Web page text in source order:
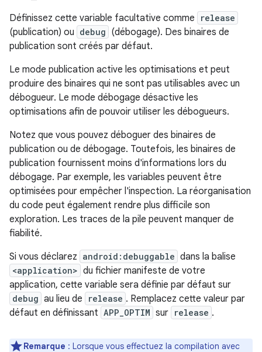
Définissez cette variable facultative comme release
(publication) ou debug (débogage). Des binaires de
publication sont créés par défaut.
Le mode publication active les optimisations et peut
produire des binaires qui ne sont pas utilisables avec un
débogueur. Le mode débogage désactive les
optimisations afin de pouvoir utiliser les débogueurs.
Notez que vous pouvez déboguer des binaires de
publication ou de débogage. Toutefois, les binaires de
publication fournissent moins d'informations lors du
débogage. Par exemple, les variables peuvent être
optimisées pour empêcher l'inspection. La réorganisation
du code peut également rendre plus difficile son
exploration. Les traces de la pile peuvent manquer de
fiabilité.
Si vous déclarez android:debuggable dans la balise
<application> du fichier manifeste de votre
application, cette variable sera définie par défaut sur
debug au lieu de release . Remplacez cette valeur par
défaut en définissant APP_OPTIM sur release .
Remarque : Lorsque vous effectuez la compilation avec